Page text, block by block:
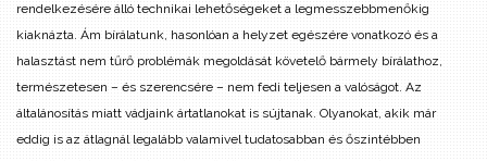
rendelkezésére álló technikai lehetőségeket a legmesszebbmenőkig
kiaknázta. Ám bírálatunk, hasonlóan a helyzet egészére vonatkozó és a
halasztást nem tűrő problémák megoldását követelő bármely bírálathoz,
természetesen – és szerencsére – nem fedi teljesen a valóságot. Az
általánosítás miatt vádjaink ártatlanokat is sújtanak. Olyanokat, akik már
eddig is az átlagnál legalább valamivel tudatosabban és őszintébben